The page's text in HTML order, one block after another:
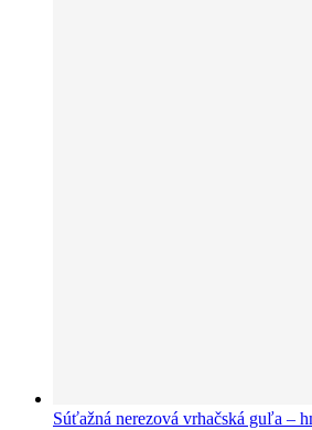
Súťažná nerezová vrhačská guľa –